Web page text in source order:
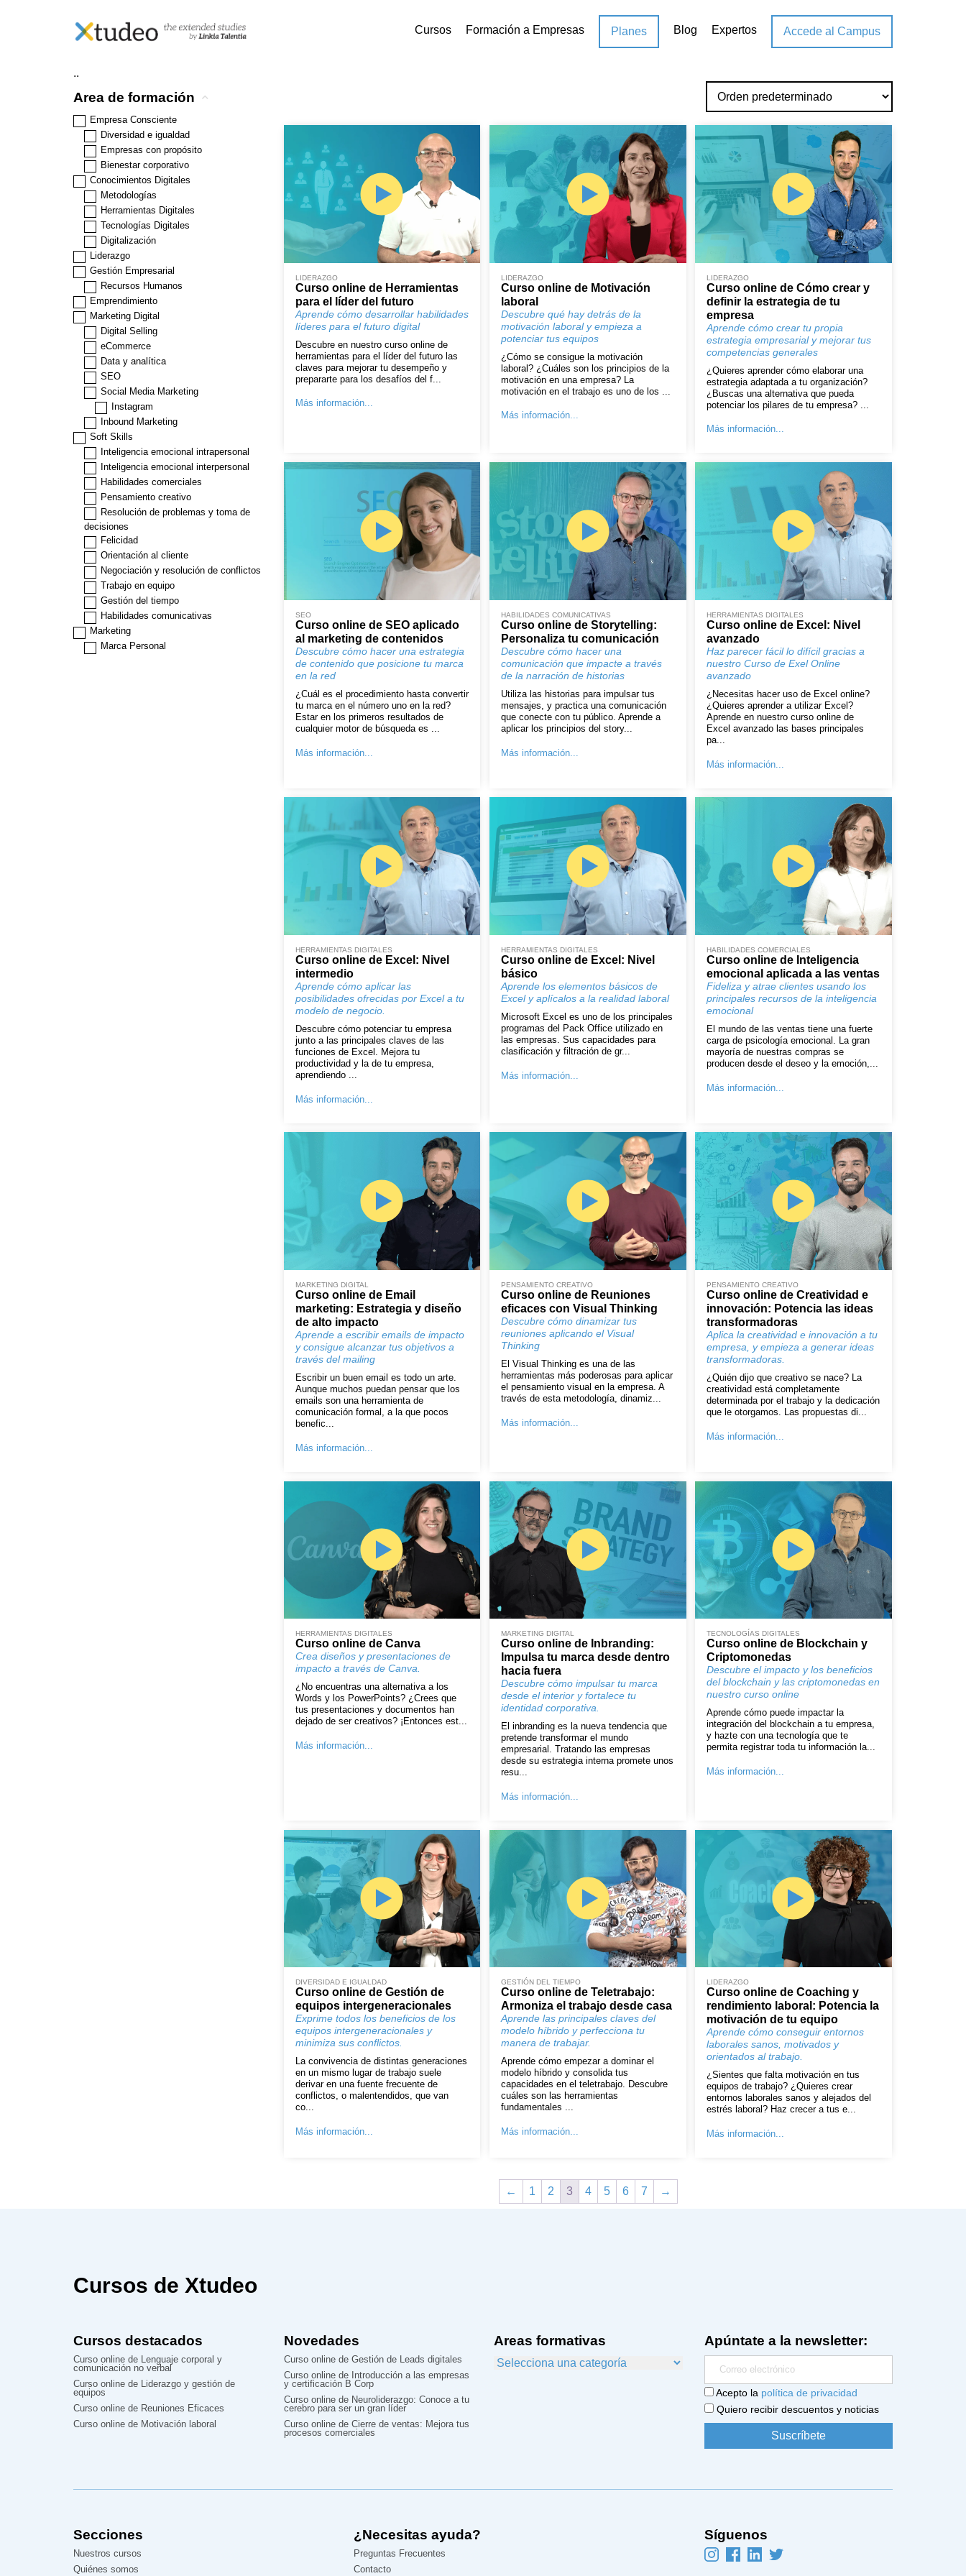
Cursos Formación a Empresas Planes Blog Expertos Accede al Campus
Nuestros cursos
..
Area de formación
Empresa Consciente
Diversidad e igualdad
Empresas con propósito
Bienestar corporativo
Conocimientos Digitales
Metodologías
Herramientas Digitales
Tecnologías Digitales
Digitalización
Liderazgo
Gestión Empresarial
Recursos Humanos
Emprendimiento
Marketing Digital
Digital Selling
eCommerce
Data y analítica
SEO
Social Media Marketing
Instagram
Inbound Marketing
Soft Skills
Inteligencia emocional intrapersonal
Inteligencia emocional interpersonal
Habilidades comerciales
Pensamiento creativo
Resolución de problemas y toma de
decisiones
Felicidad
Orientación al cliente
Negociación y resolución de conflictos
Trabajo en equipo
Gestión del tiempo
Habilidades comunicativas
Marketing
Marca Personal
LIDERAZGO
Curso online de Herramientas
para el líder del futuro
Aprende cómo desarrollar habilidades
líderes para el futuro digital
Descubre en nuestro curso online de
herramientas para el líder del futuro las
claves para mejorar tu desempeño y
prepararte para los desafíos del f...
Más información...
LIDERAZGO
Curso online de Motivación
laboral
Descubre qué hay detrás de la
motivación laboral y empieza a
potenciar tus equipos
¿Cómo se consigue la motivación
laboral? ¿Cuáles son los principios de la
motivación en una empresa? La
motivación en el trabajo es uno de los ...
Más información...
LIDERAZGO
Curso online de Cómo crear y
definir la estrategia de tu
empresa
Aprende cómo crear tu propia
estrategia empresarial y mejorar tus
competencias generales
¿Quieres aprender cómo elaborar una
estrategia adaptada a tu organización?
¿Buscas una alternativa que pueda
potenciar los pilares de tu empresa? ...
Más información...
SEO
Curso online de SEO aplicado
al marketing de contenidos
Descubre cómo hacer una estrategia
de contenido que posicione tu marca
en la red
¿Cuál es el procedimiento hasta convertir
tu marca en el número uno en la red?
Estar en los primeros resultados de
cualquier motor de búsqueda es ...
Más información...
HABILIDADES COMUNICATIVAS
Curso online de Storytelling:
Personaliza tu comunicación
Descubre cómo hacer una
comunicación que impacte a través
de la narración de historias
Utiliza las historias para impulsar tus
mensajes, y practica una comunicación
que conecte con tu público. Aprende a
aplicar los principios del story...
Más información...
HERRAMIENTAS DIGITALES
Curso online de Excel: Nivel
avanzado
Haz parecer fácil lo difícil gracias a
nuestro Curso de Exel Online
avanzado
¿Necesitas hacer uso de Excel online?
¿Quieres aprender a utilizar Excel?
Aprende en nuestro curso online de
Excel avanzado las bases principales
pa...
Más información...
HERRAMIENTAS DIGITALES
Curso online de Excel: Nivel
intermedio
Aprende cómo aplicar las
posibilidades ofrecidas por Excel a tu
modelo de negocio.
Descubre cómo potenciar tu empresa
junto a las principales claves de las
funciones de Excel. Mejora tu
productividad y la de tu empresa,
aprendiendo ...
Más información...
HERRAMIENTAS DIGITALES
Curso online de Excel: Nivel
básico
Aprende los elementos básicos de
Excel y aplícalos a la realidad laboral
Microsoft Excel es uno de los principales
programas del Pack Office utilizado en
las empresas. Sus capacidades para
clasificación y filtración de gr...
Más información...
HABILIDADES COMERCIALES
Curso online de Inteligencia
emocional aplicada a las ventas
Fideliza y atrae clientes usando los
principales recursos de la inteligencia
emocional
El mundo de las ventas tiene una fuerte
carga de psicología emocional. La gran
mayoría de nuestras compras se
producen desde el deseo y la emoción,...
Más información...
MARKETING DIGITAL
Curso online de Email
marketing: Estrategia y diseño
de alto impacto
Aprende a escribir emails de impacto
y consigue alcanzar tus objetivos a
través del mailing
Escribir un buen email es todo un arte.
Aunque muchos puedan pensar que los
emails son una herramienta de
comunicación formal, a la que pocos
benefic...
Más información...
PENSAMIENTO CREATIVO
Curso online de Reuniones
eficaces con Visual Thinking
Descubre cómo dinamizar tus
reuniones aplicando el Visual
Thinking
El Visual Thinking es una de las
herramientas más poderosas para aplicar
el pensamiento visual en la empresa. A
través de esta metodología, dinamiz...
Más información...
PENSAMIENTO CREATIVO
Curso online de Creatividad e
innovación: Potencia las ideas
transformadoras
Aplica la creatividad e innovación a tu
empresa, y empieza a generar ideas
transformadoras.
¿Quién dijo que creativo se nace? La
creatividad está completamente
determinada por el trabajo y la dedicación
que le otorgamos. Las propuestas di...
Más información...
HERRAMIENTAS DIGITALES
Curso online de Canva
Crea diseños y presentaciones de
impacto a través de Canva.
¿No encuentras una alternativa a los
Words y los PowerPoints? ¿Crees que
tus presentaciones y documentos han
dejado de ser creativos? ¡Entonces est...
Más información...
MARKETING DIGITAL
Curso online de Inbranding:
Impulsa tu marca desde dentro
hacia fuera
Descubre cómo impulsar tu marca
desde el interior y fortalece tu
identidad corporativa.
El inbranding es la nueva tendencia que
pretende transformar el mundo
empresarial. Tratando las empresas
desde su estrategia interna promete unos
resu...
Más información...
TECNOLOGÍAS DIGITALES
Curso online de Blockchain y
Criptomonedas
Descubre el impacto y los beneficios
del blockchain y las criptomonedas en
nuestro curso online
Aprende cómo puede impactar la
integración del blockchain a tu empresa,
y hazte con una tecnología que te
permita registrar toda tu información la...
Más información...
DIVERSIDAD E IGUALDAD
Curso online de Gestión de
equipos intergeneracionales
Exprime todos los beneficios de los
equipos intergeneracionales y
minimiza sus conflictos.
La convivencia de distintas generaciones
en un mismo lugar de trabajo suele
derivar en una fuente frecuente de
conflictos, o malentendidos, que van
co...
Más información...
GESTIÓN DEL TIEMPO
Curso online de Teletrabajo:
Armoniza el trabajo desde casa
Aprende las principales claves del
modelo híbrido y perfecciona tu
manera de trabajar.
Aprende cómo empezar a dominar el
modelo híbrido y consolida tus
capacidades en el teletrabajo. Descubre
cuáles son las herramientas
fundamentales ...
Más información...
LIDERAZGO
Curso online de Coaching y
rendimiento laboral: Potencia la
motivación de tu equipo
Aprende cómo conseguir entornos
laborales sanos, motivados y
orientados al trabajo.
¿Sientes que falta motivación en tus
equipos de trabajo? ¿Quieres crear
entornos laborales sanos y alejados del
estrés laboral? Haz crecer a tus e...
Más información...
← 1 2 3 4 5 6 7 →
Cursos de Xtudeo
Cursos destacados
Curso online de Lenguaje corporal y
comunicación no verbal
Curso online de Liderazgo y gestión de
equipos
Curso online de Reuniones Eficaces
Curso online de Motivación laboral
Novedades
Curso online de Gestión de Leads digitales
Curso online de Introducción a las empresas
y certificación B Corp
Curso online de Neuroliderazgo: Conoce a tu
cerebro para ser un gran líder
Curso online de Cierre de ventas: Mejora tus
procesos comerciales
Areas formativas Apúntate a la newsletter:
Acepto la política de privacidad
Quiero recibir descuentos y noticias
Secciones
Nuestros cursos
Quiénes somos
¿Necesitas ayuda?
Preguntas Frecuentes
Contacto
Síguenos